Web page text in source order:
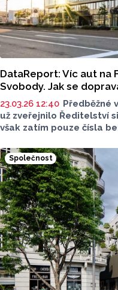
DataReport: Víc aut na
Svobody. Jak se
23.03.26 12:40 Předběžné
už zveřejnilo Ředitelství
však zatím pouze čísla
shrnutí.
Společnost